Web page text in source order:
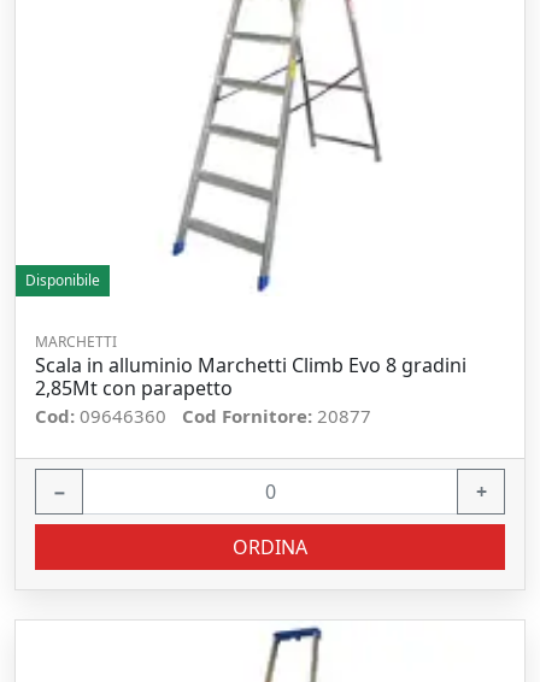
Disponibile
MARCHETTI
Scala in alluminio Marchetti Climb Evo 8 gradini
2,85Mt con parapetto
Cod: 09646360 Cod Fornitore: 20877
− +
ORDINA